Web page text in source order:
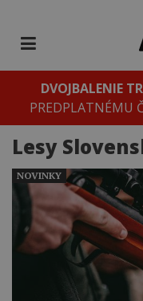
DVOJBALENIE
PREDPLATNÉMU
Lesy
NOVINKY